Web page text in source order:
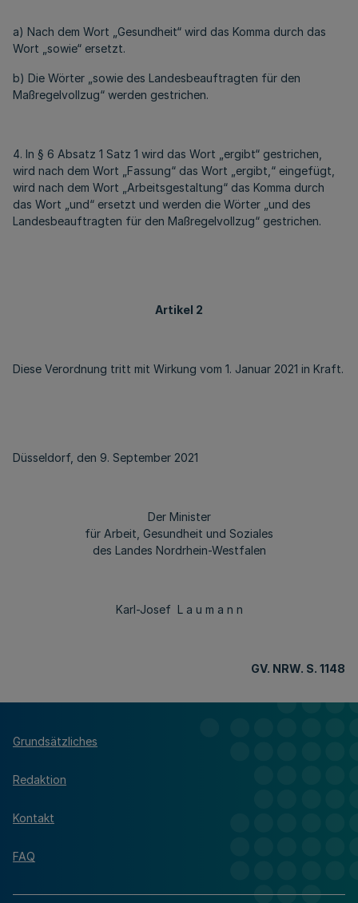
a) Nach dem Wort „Gesundheit“ wird das Komma durch das
Wort „sowie“ ersetzt.
b) Die Wörter „sowie des Landesbeauftragten für den
Maßregelvollzug“ werden gestrichen.
4. In § 6 Absatz 1 Satz 1 wird das Wort „ergibt“ gestrichen,
wird nach dem Wort „Fassung“ das Wort „ergibt,“ eingefügt,
wird nach dem Wort „Arbeitsgestaltung“ das Komma durch
das Wort „und“ ersetzt und werden die Wörter „und des
Landesbeauftragten für den Maßregelvollzug“ gestrichen.
Artikel 2
Diese Verordnung tritt mit Wirkung vom 1. Januar 2021 in Kraft.
Düsseldorf, den 9. September 2021
Der Minister
für Arbeit, Gesundheit und Soziales
des Landes Nordrhein-Westfalen
Karl-Josef L a u m a n n
GV. NRW. S. 1148
Grundsätzliches
Redaktion
Kontakt
FAQ